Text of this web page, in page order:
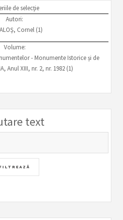
de selecţie
Autori:
Cornel (1)
Volume:
- Monumente Istorice și de
Anul XIII, nr. 2, nr. 1982 (1)
text